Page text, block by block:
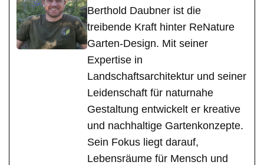
Berthold Daubner ist die
treibende Kraft hinter ReNature
Garten-Design. Mit seiner
Expertise in
Landschaftsarchitektur und seiner
Leidenschaft für naturnahe
Gestaltung entwickelt er kreative
und nachhaltige Gartenkonzepte.
Sein Fokus liegt darauf,
Lebensräume für Mensch und